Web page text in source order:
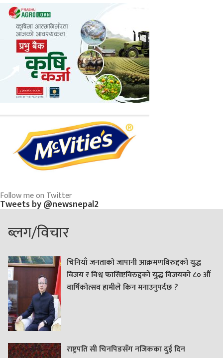
Follow me on Twitter
Tweets by @newsnepal2
ब्लग/विचार
चिनियाँ जनताको जापानी आक्रमणविरुद्दको युद्ध
विजय र विश्व फासिष्टविरुद्दको युद्ध विजयको ८० औं
वार्षिकोत्सव हामीले किन मनाउनुपर्दछ ?
राष्ट्रपति सी चिनपिङसँग नजिकका दुई दिन